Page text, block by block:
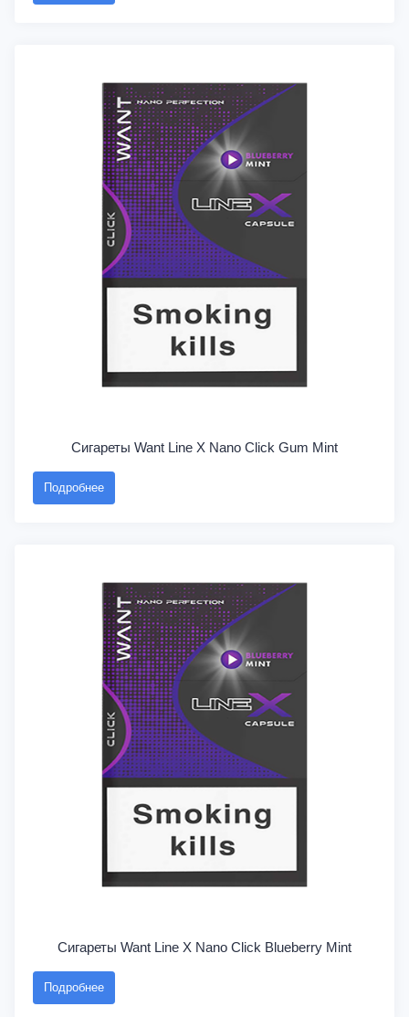
Сигареты Want Line X Nano Click Gum Mint
Подробнее
Сигареты Want Line X Nano Click Blueberry Mint
Подробнее